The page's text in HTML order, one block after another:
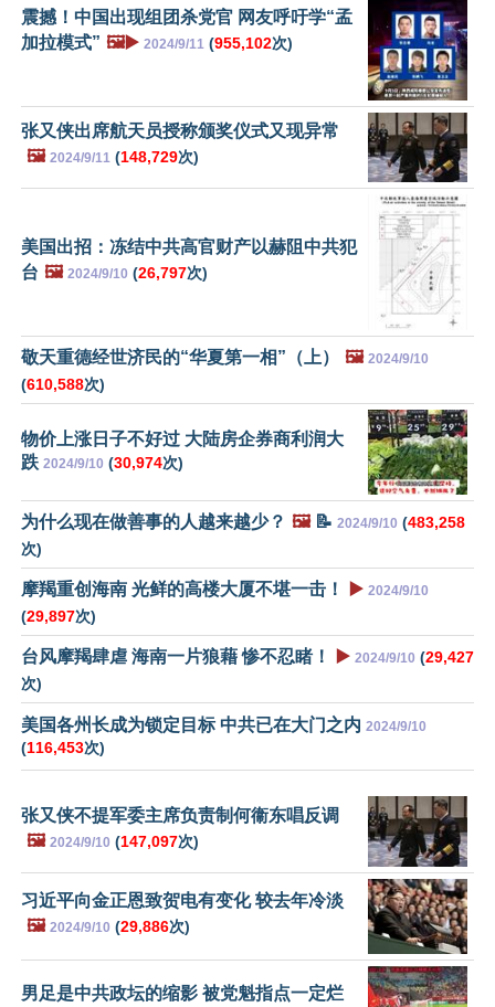
震撼！中国出现组团杀党官 网友呼吁学“孟
加拉模式” 🖼️▶️ 2024/9/11 (955,102次)
张又侠出席航天员授称颁奖仪式又现异常
🖼️ 2024/9/11 (148,729次)
美国出招：冻结中共高官财产以赫阻中共犯
台 🖼️ 2024/9/10 (26,797次)
敬天重德经世济民的“华夏第一相”（上） 🖼️ 2024/9/10
(610,588次)
物价上涨日子不好过 大陆房企券商利润大
跌 2024/9/10 (30,974次)
为什么现在做善事的人越来越少？ 🖼️📝 2024/9/10 (483,258
次)
摩羯重创海南 光鲜的高楼大厦不堪一击！ ▶️ 2024/9/10
(29,897次)
台风摩羯肆虐 海南一片狼藉 惨不忍睹！ ▶️ 2024/9/10 (29,427
次)
美国各州长成为锁定目标 中共已在大门之内 2024/9/10
(116,453次)
张又侠不提军委主席负责制何衞东唱反调
🖼️ 2024/9/10 (147,097次)
习近平向金正恩致贺电有变化 较去年冷淡
🖼️ 2024/9/10 (29,886次)
男足是中共政坛的缩影 被党魁指点一定烂